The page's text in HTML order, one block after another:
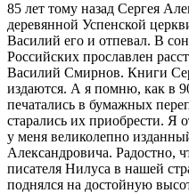
85 лет тому назад Сергея
деревянной Успенской
Василий его и отпевал. В
Российских прославлен
Василий Смирнов. Книги
издаются. А я помню, как в
печатались в бумажных
старались их приобрести. Я
у меня великолепно
Александровича. Радостно,
писателя Нилуса в нашей
поднялся на достойную